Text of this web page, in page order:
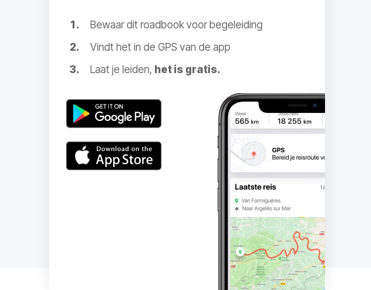
Bewaar dit roadbook voor begeleiding
Vindt het in de GPS van de app
Laat je leiden, het is gratis.